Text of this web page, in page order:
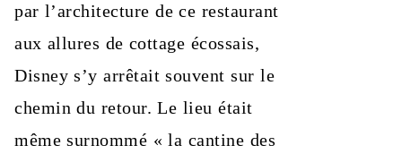
par l’architecture de ce restaurant
aux allures de cottage écossais,
Disney s’y arrêtait souvent sur le
chemin du retour. Le lieu était
même surnommé « la cantine des